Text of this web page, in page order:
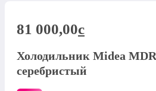
81 000,00c
Холодильник Midea
серебристый